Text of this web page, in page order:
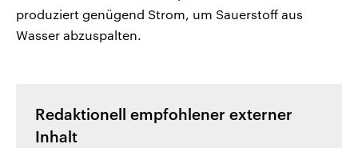
produziert genügend Strom, um Sauerstoff aus
Wasser abzuspalten.
Redaktionell empfohlener externer
Inhalt